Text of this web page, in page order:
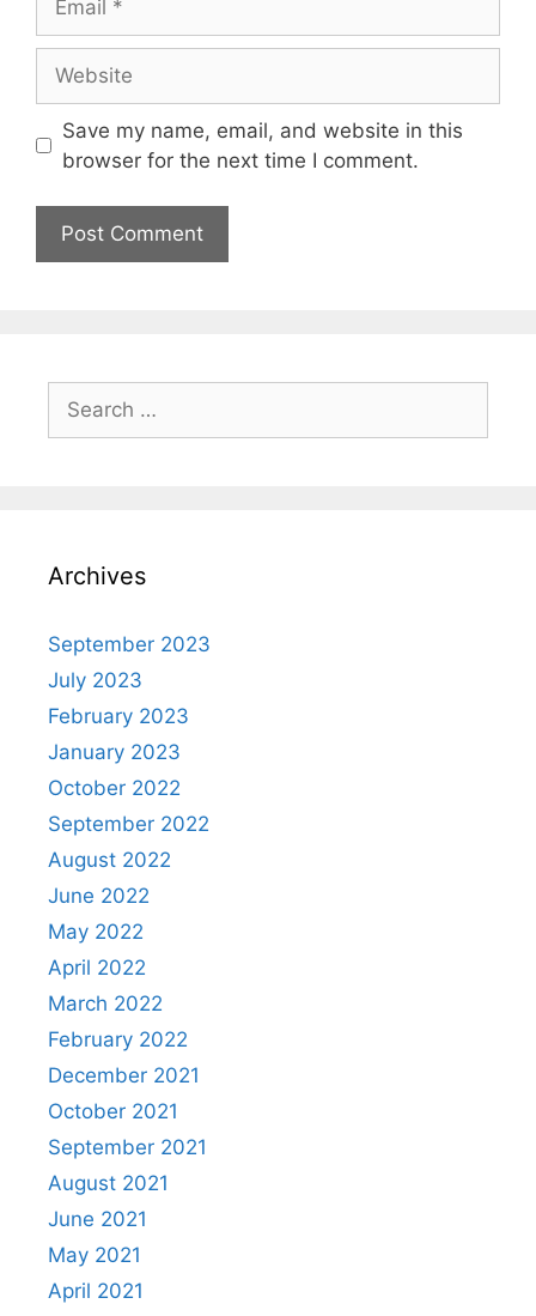
Save my name, email, and website in this
browser for the next time I comment.
Archives
September 2023
July 2023
February 2023
January 2023
October 2022
September 2022
August 2022
June 2022
May 2022
April 2022
March 2022
February 2022
December 2021
October 2021
September 2021
August 2021
June 2021
May 2021
April 2021